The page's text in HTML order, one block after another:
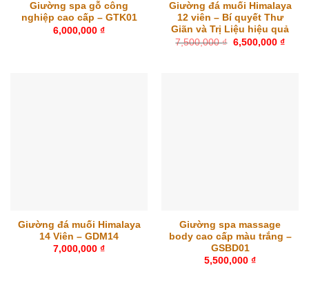
Giường spa gỗ công
nghiệp cao cấp – GTK01
6,000,000 ₫
Giường đá muối Himalaya
12 viên – Bí quyết Thư
Giãn và Trị Liệu hiệu quả
7,500,000₫ Giá
gốc
6,500,000 ₫Giá
Giường đá muối Himalaya
14 Viên – GDM14
7,000,000 ₫
Giường spa massage
body cao cấp màu trắng –
GSBD01
5,500,000 ₫